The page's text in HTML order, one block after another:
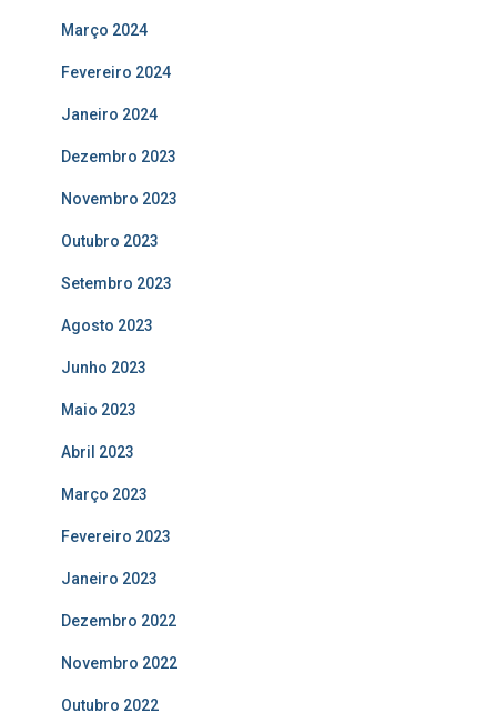
Março 2024
Fevereiro 2024
Janeiro 2024
Dezembro 2023
Novembro 2023
Outubro 2023
Setembro 2023
Agosto 2023
Junho 2023
Maio 2023
Abril 2023
Março 2023
Fevereiro 2023
Janeiro 2023
Dezembro 2022
Novembro 2022
Outubro 2022